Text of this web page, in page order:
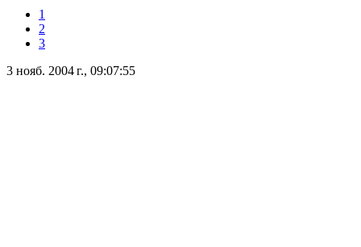
1
2
3
3 нояб. 2004 г., 09:07:55